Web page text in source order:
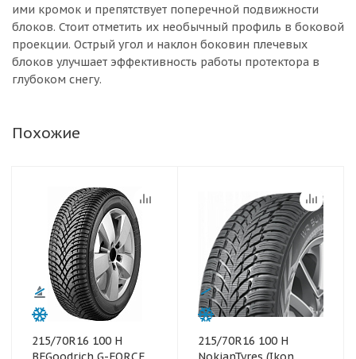
ими кромок и препятствует поперечной подвижности
блоков. Стоит отметить их необычный профиль в боковой
проекции. Острый угол и наклон боковин плечевых
блоков улучшает эффективность работы протектора в
глубоком снегу.
Похожие
215/70R16 100 H
215/70R16 100 H